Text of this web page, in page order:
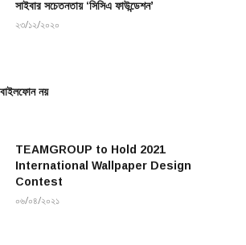
২৩/১২/২০২০
International Wallpaper Design
Contest
০৬/০৪/২০২১